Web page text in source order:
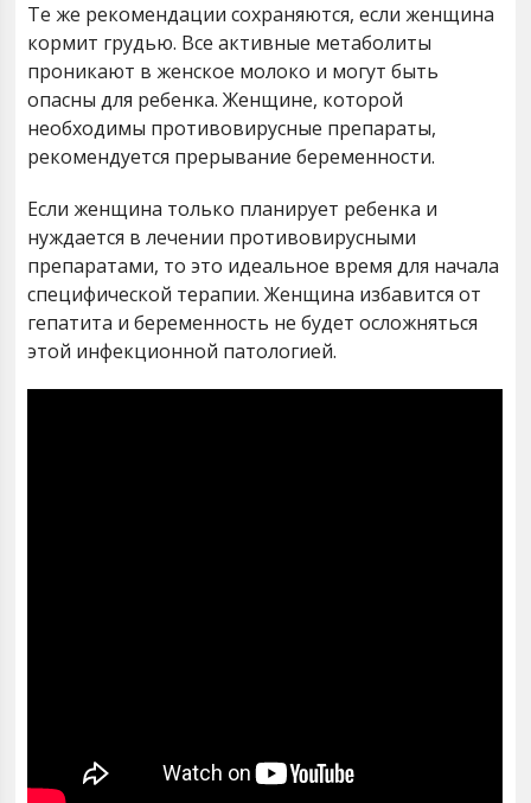
Те же рекомендации сохраняются, если женщина
кормит грудью. Все активные метаболиты
проникают в женское молоко и могут быть
опасны для ребенка. Женщине, которой
необходимы противовирусные препараты,
рекомендуется прерывание беременности.
Если женщина только планирует ребенка и
нуждается в лечении противовирусными
препаратами, то это идеальное время для начала
специфической терапии. Женщина избавится от
гепатита и беременность не будет осложняться
этой инфекционной патологией.